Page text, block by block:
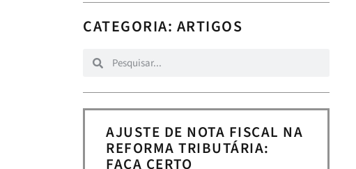
CATEGORIA: ARTIGOS
AJUSTE DE NOTA FISCAL NA
REFORMA TRIBUTÁRIA:
FAÇA CERTO